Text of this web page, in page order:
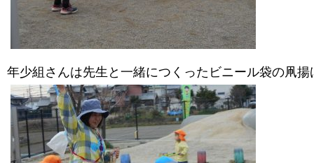
年少組さんは先生と一緒につくったビニール袋の凧